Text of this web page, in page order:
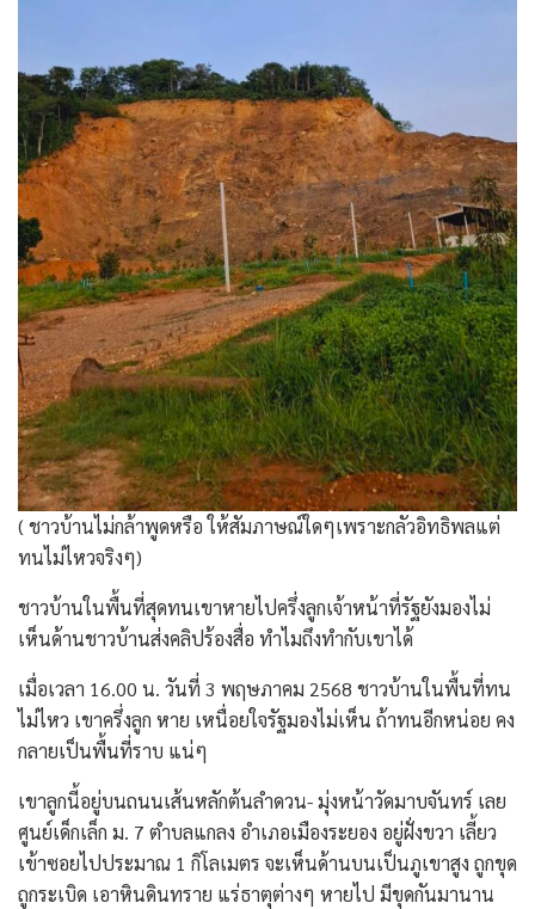
( ชาวบ้านไม่กล้าพูดหรือ ให้สัมภาษณ์ใดๆเพราะกลัวอิทธิพลแต่
ทนไม่ไหวจริงๆ)
ชาวบ้านในพื้นที่สุดทนเขาหายไปครึ่งลูกเจ้าหน้าที่รัฐยังมองไม่
เห็นด้านชาวบ้านส่งคลิปร้องสื่อ ทำไมถึงทำกับเขาได้
เมื่อเวลา 16.00 น. วันที่ 3 พฤษภาคม 2568 ชาวบ้านในพื้นที่ทน
ไม่ไหว เขาครึ่งลูก หาย เหนื่อยใจรัฐมองไม่เห็น ถ้าทนอีกหน่อย คง
กลายเป็นพื้นที่ราบ แน่ๆ
เขาลูกนี้อยู่บนถนนเส้นหลักต้นลำดวน- มุ่งหน้าวัดมาบจันทร์ เลย
ศูนย์เด็กเล็ก ม. 7 ตำบลแกลง อำเภอเมืองระยอง อยู่ฝั่งขวา เลี้ยว
เข้าซอยไปประมาณ 1 กิโลเมตร จะเห็นด้านบนเป็นภูเขาสูง ถูกขุด
ถูกระเบิด เอาหินดินทราย แร่ธาตุต่างๆ หายไป มีขุดกันมานาน